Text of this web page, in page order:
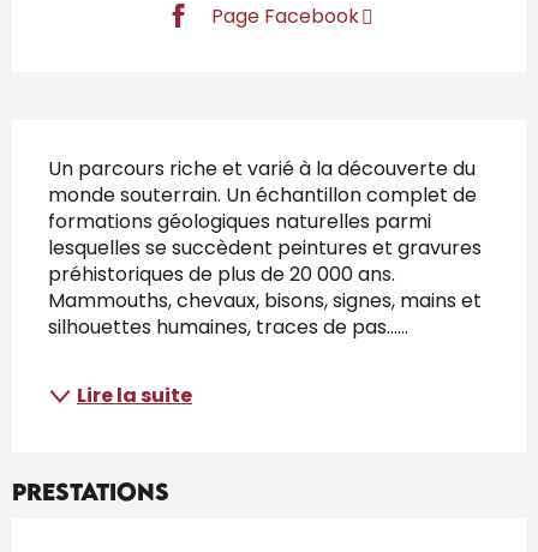
Page Facebook
Un parcours riche et varié à la découverte du
monde souterrain. Un échantillon complet de
formations géologiques naturelles parmi
lesquelles se succèdent peintures et gravures
préhistoriques de plus de 20 000 ans.
Mammouths, chevaux, bisons, signes, mains et
silhouettes humaines, traces de pas......
Lire la suite
Prestations